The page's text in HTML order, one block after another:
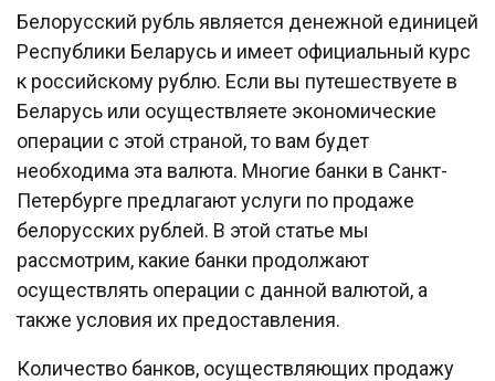
Белорусский рубль является денежной единицей
Республики Беларусь и имеет официальный курс
к российскому рублю. Если вы путешествуете в
Беларусь или осуществляете экономические
операции с этой страной, то вам будет
необходима эта валюта. Многие банки в Санкт-
Петербурге предлагают услуги по продаже
белорусских рублей. В этой статье мы
рассмотрим, какие банки продолжают
осуществлять операции с данной валютой, а
также условия их предоставления.
Количество банков, осуществляющих продажу